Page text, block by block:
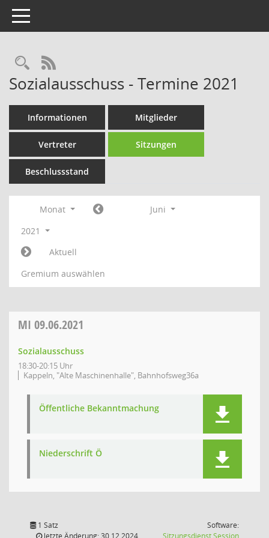
Toggle navigation
Rechercheauswahl
RSS-Feed
Sozialausschuss - Termine 2021
Informationen Mitglieder
Vertreter Sitzungen
Beschlussstand
Monat
Juni
2021
Aktuell
Gremium auswählen
MI 09.06.2021
Sozialausschuss
18:30-20:15 Uhr
Kappeln, "Alte Maschinenhalle", Bahnhofsweg36a
Öffentliche Bekanntmachung
Niederschrift Ö
1 Satz
letzte Änderung: 30.12.2024
Software:
SitzungsdienstSession(Wird in